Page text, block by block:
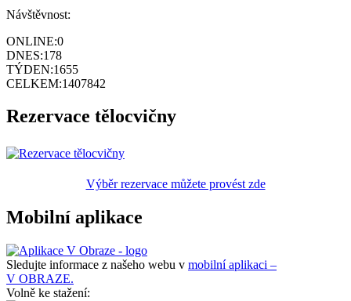
Návštěvnost:
ONLINE:0
DNES:178
TÝDEN:1655
CELKEM:1407842
Rezervace tělocvičny
Výběr rezervace můžete provést zde
Mobilní aplikace
Sledujte informace z našeho webu v mobilní aplikaci –
V OBRAZE.
Volně ke stažení: